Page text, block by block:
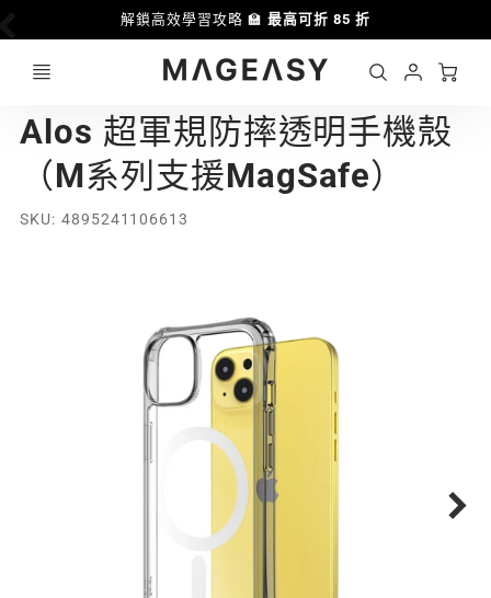
解鎖高效學習攻略 🏫 最高可折 85 折
Account
Login
MAGEASY
Alos 超軍規防摔透明手機殼
（M系列支援MagSafe）
SKU 4895241106613
優惠